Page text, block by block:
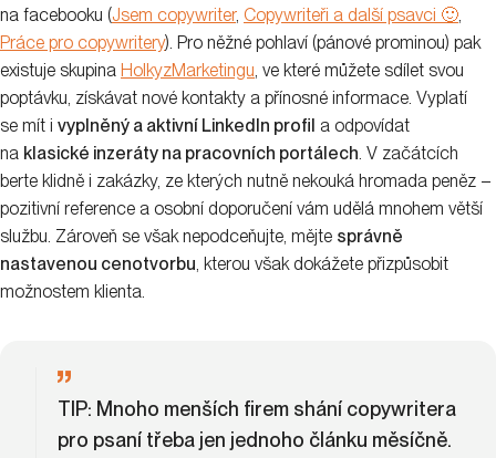
na facebooku (Jsem copywriter, Copywriteři a další psavci 🙂,
Práce pro copywritery). Pro něžné pohlaví (pánové prominou) pak
existuje skupina HolkyzMarketingu, ve které můžete sdílet svou
poptávku, získávat nové kontakty a přínosné informace. Vyplatí
se mít i vyplněný a aktivní LinkedIn profil a odpovídat
na klasické inzeráty na pracovních portálech. V začátcích
berte klidně i zakázky, ze kterých nutně nekouká hromada peněz –
pozitivní reference a osobní doporučení vám udělá mnohem větší
službu. Zároveň se však nepodceňujte, mějte správně
nastavenou cenotvorbu, kterou však dokážete přizpůsobit
možnostem klienta.
TIP: Mnoho menších firem shání copywritera
pro psaní třeba jen jednoho článku měsíčně.